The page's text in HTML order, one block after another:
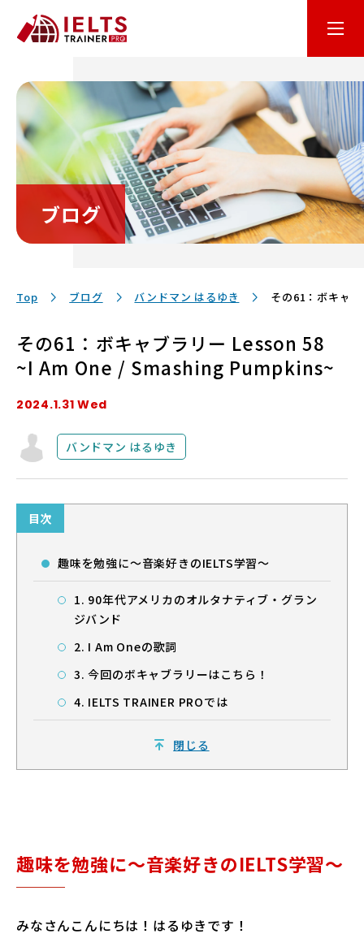
はじめての方へ
オンライン学習
コース・料金
講師・テキスト
保護者の方へ
ブログ
ブログ
Top ブログ バンドマン はるゆき その61：ボキャ
その61：ボキャブラリー Lesson 58
~I Am One / Smashing Pumpkins~
2024.1.31 Wed
バンドマン はるゆき
目次
趣味を勉強に～音楽好きのIELTS学習～
1. 90年代アメリカのオルタナティブ・グラン
ジバンド
2. I Am Oneの歌詞
3. 今回のボキャブラリーはこちら！
4. IELTS TRAINER PROでは
閉じる
趣味を勉強に～音楽好きのIELTS学習～
みなさんこんにちは！はるゆきです！